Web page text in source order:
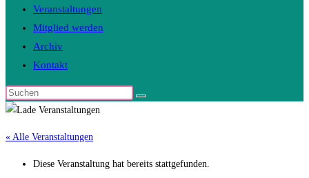
Veranstaltungen
Mitglied werden
Archiv
Kontakt
Diese
Website
« Alle Veranstaltungen
Diese Veranstaltung hat bereits stattgefunden.